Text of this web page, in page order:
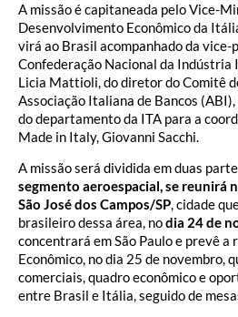
A missão é capitaneada pelo Vice-
Desenvolvimento Econômico da
virá ao Brasil acompanhado da vice-
Confederação Nacional da
Licia Mattioli, do diretor do Comitê
Associação Italiana de Bancos
do departamento da ITA para a
Made in Italy, Giovanni Sacchi.
A missão será dividida em duas
segmento aeroespacial, se reunirá
São José dos Campos/SP, cidade
brasileiro dessa área, nodia 24 de
concentrará em São Paulo e prevê a
Econômico, no dia 25 de novembro,
comerciais, quadro econômico e
entre Brasil e Itália, seguido de